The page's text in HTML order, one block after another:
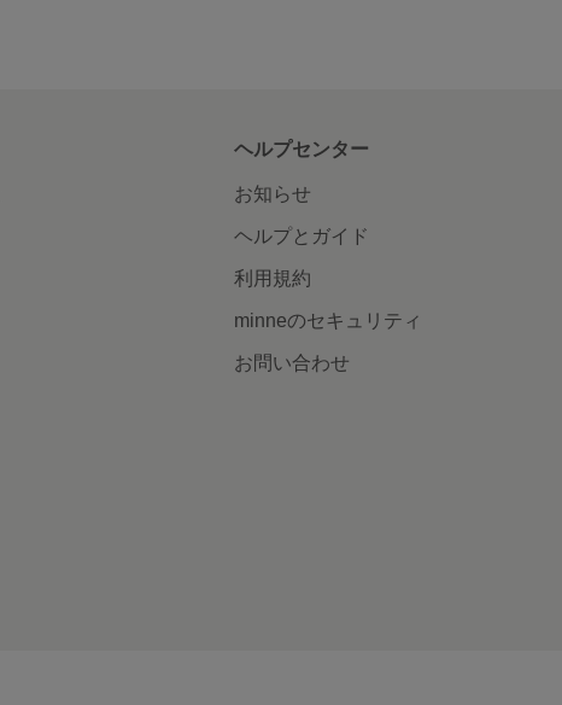
ヘルプセンター
お知らせ
ヘルプとガイド
利用規約
minneのセキュリティ
お問い合わせ